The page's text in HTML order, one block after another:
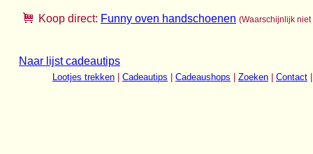
Koop direct: Funny oven handschoenen (Waarschijnlijk
Naar lijst cadeautips
Lootjes trekken Cadeautips Cadeaushops Zoeken Contact